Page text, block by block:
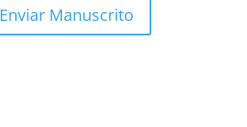
Enviar Manuscrito